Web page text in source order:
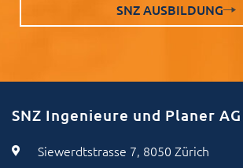
SNZ AUSBILDUNG
SNZ Ingenieure und Planer AG
Siewerdtstrasse 7, 8050 Zürich